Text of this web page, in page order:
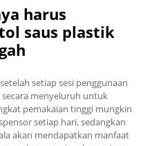
harus
saus plastik
setiap sesi penggunaan
menyeluruh untuk
pemakaian tinggi mungkin
setiap hari, sedangkan
akan mendapatkan manfaat